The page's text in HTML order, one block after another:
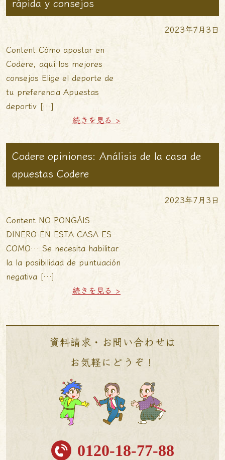
2023年7月3日
Content Cómo apostar en
Codere, aquí los mejores
consejos Elige el deporte de
tu preferencia Apuestas
deportiv […]
続きを見る >
Codere opiniones: Análisis de la casa de
apuestas Codere
2023年7月3日
Content NO PONGÁIS
DINERO EN ESTA CASA ES
COMO… Se necesita habilitar
la la posibilidad de puntuación
negativa […]
続きを見る >
資料請求・お問い合わせは
お気軽にどうぞ！
0120-18-77-88